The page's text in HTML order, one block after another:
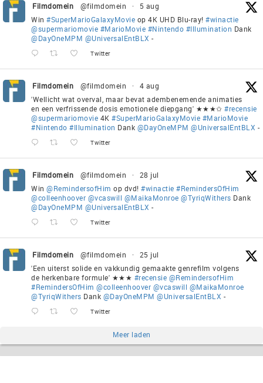
Filmdomein @filmdomein ·
5 aug
Win #SuperMarioGalaxyMovie op 4K UHD Blu-ray! #winactie
@supermariomovie #MarioMovie #Nintendo #Illumination Dank
@DayOneMPM @UniversalEntBLX -
Twitter
Filmdomein @filmdomein ·
4 aug
'Wellicht wat overval, maar bevat adembenemende animaties
en een verfrissende dosis emotionele diepgang' ★★★✩ #recensie
@supermariomovie 4K #SuperMarioGalaxyMovie #MarioMovie
#Nintendo #Illumination Dank @DayOneMPM @UniversalEntBLX -
Twitter
Filmdomein @filmdomein ·
28 jul
Win @RemindersofHim op dvd! #winactie #RemindersOfHim
@colleenhoover @vcaswill @MaikaMonroe @TyriqWithers Dank
@DayOneMPM @UniversalEntBLX -
Twitter
Filmdomein @filmdomein ·
25 jul
'Een uiterst solide en vakkundig gemaakte genrefilm volgens
de herkenbare formule' ★★★ #recensie @RemindersofHim
#RemindersOfHim @colleenhoover @vcaswill @MaikaMonroe
@TyriqWithers Dank @DayOneMPM @UniversalEntBLX -
Twitter
Meer laden